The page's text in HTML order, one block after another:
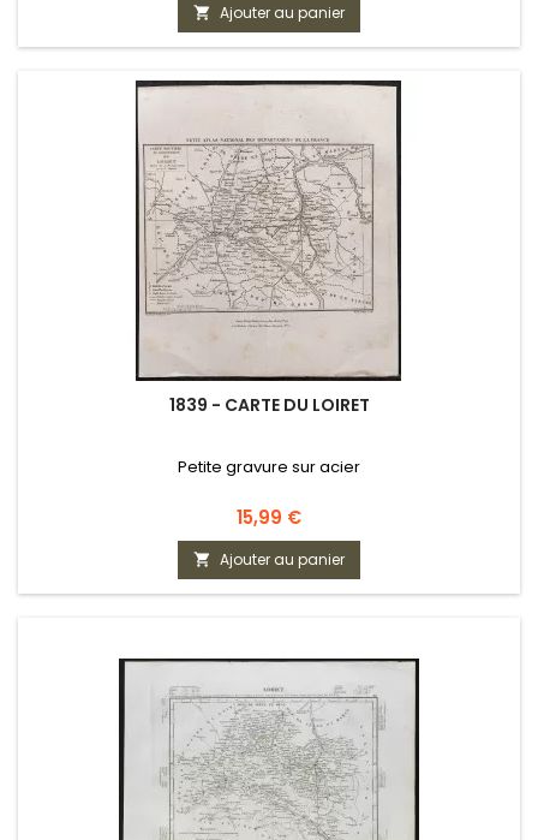
 Ajouter au panier
1839 - CARTE DU LOIRET
Petite gravure sur acier
Prix
15,99 €
 Ajouter au panier